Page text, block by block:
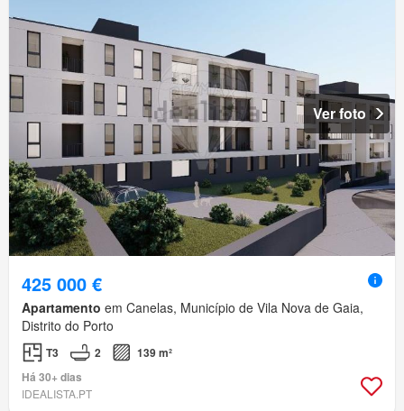
Ver foto
425 000 €
Apartamento em Canelas, Município de Vila Nova de Gaia,
Distrito do Porto
T3 2
139 m²
Há 30+ dias
IDEALISTA.PT